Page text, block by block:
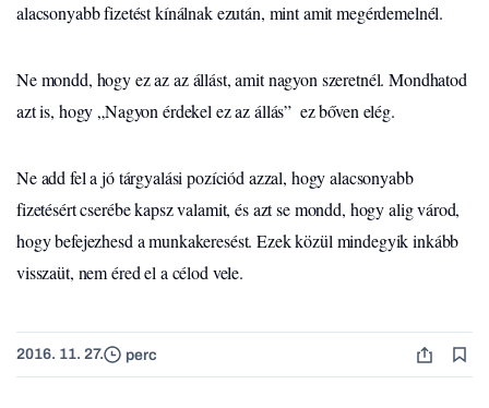
alacsonyabb fizetést kínálnak ezután, mint amit megérdemelnél.
Ne mondd, hogy ez az az állást, amit nagyon szeretnél. Mondhatod
azt is, hogy „Nagyon érdekel ez az állás” ­ ez bőven elég.
Ne add fel a jó tárgyalási pozíciód azzal, hogy alacsonyabb
fizetésért cserébe kapsz valamit, és azt se mondd, hogy alig várod,
hogy befejezhesd a munkakeresést. Ezek közül mindegyik inkább
visszaüt, nem éred el a célod vele.
2016. 11. 27. perc